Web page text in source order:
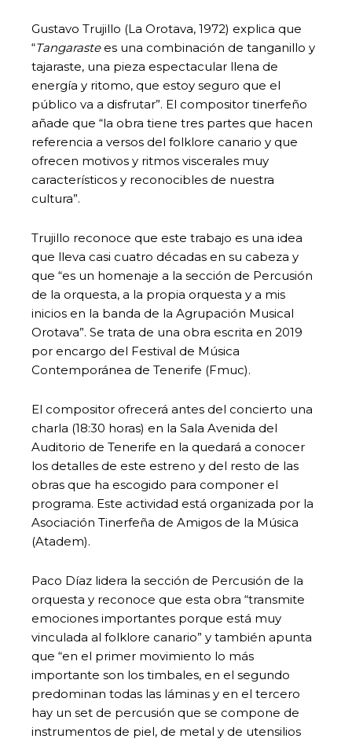
Gustavo Trujillo (La Orotava, 1972) explica que
“Tangarastees una combinación de tanganillo y
tajaraste, una pieza espectacular llena de
energía y ritomo, que estoy seguro que el
público va a disfrutar”. El compositor tinerfeño
añade que “la obra tiene tres partes que hacen
referencia a versos del folklore canario y que
ofrecen motivos y ritmos viscerales muy
característicos y reconocibles de nuestra
cultura”.
Trujillo reconoce que este trabajo es una idea
que lleva casi cuatro décadas en su cabeza y
que “es un homenaje a la sección de Percusión
de la orquesta, a la propia orquesta y a mis
inicios en la banda de la Agrupación Musical
Orotava”. Se trata de una obra escrita en 2019
por encargo del Festival de Música
Contemporánea de Tenerife (Fmuc).
El compositor ofrecerá antes del concierto una
charla (18:30 horas) en la Sala Avenida del
Auditorio de Tenerife en la quedará a conocer
los detalles de este estreno y del resto de las
obras que ha escogido para componer el
programa. Este actividad está organizada por la
Asociación Tinerfeña de Amigos de la Música
(Atadem).
Paco Díaz lidera la sección de Percusión de la
orquesta y reconoce que esta obra “transmite
emociones importantes porque está muy
vinculada al folklore canario” y también apunta
que “en el primer movimiento lo más
importante son los timbales, en el segundo
predominan todas las láminas y en el tercero
hay un set de percusión que se compone de
instrumentos de piel, de metal y de utensilios